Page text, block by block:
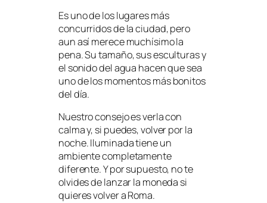
Es uno de los lugares más
concurridos de la ciudad, pero
aun así merece muchísimo la
pena. Su tamaño, sus esculturas y
el sonido del agua hacen que sea
uno de los momentos más bonitos
del día.
Nuestro consejo es verla con
calma y, si puedes, volver por la
noche. Iluminada tiene un
ambiente completamente
diferente. Y por supuesto, no te
olvides de lanzar la moneda si
quieres volver a Roma.